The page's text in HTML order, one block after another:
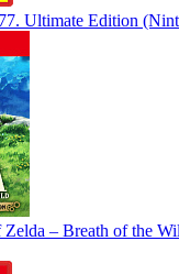
Ultimate Edition
Zelda – Breath of the